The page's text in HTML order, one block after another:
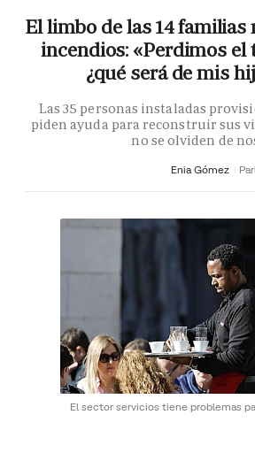
El limbo de las 14 familias
incendios: «Perdimos el
¿qué será de mis
Las 35 personas instaladas
piden ayuda para reconstruir sus
no se olviden de
Enia Gómez
El sector servicios tiene problemas